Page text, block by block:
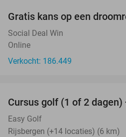
Gratis kans op een
Social Deal Win
Online
Verkocht: 186.449
Cursus golf (1 of 2 dagen)
Easy Golf
Rijsbergen (+14 locaties) (6 km)